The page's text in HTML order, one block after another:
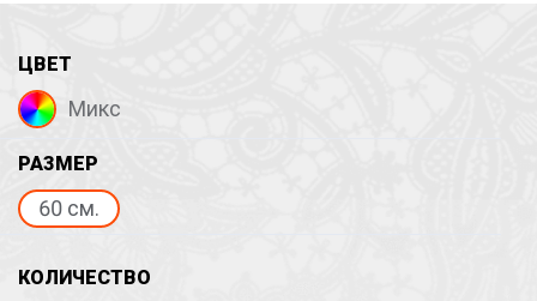
ЦВЕТ
Микс
РАЗМЕР
60 см.
КОЛИЧЕСТВО